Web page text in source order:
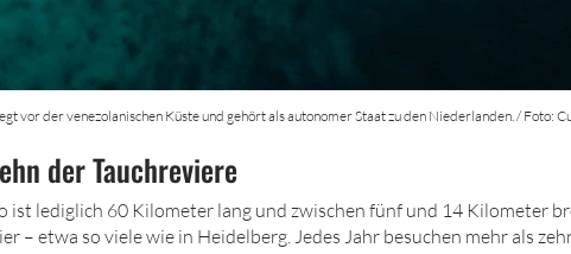
vor der venezolanischen Küste und gehört als autonomer Staat zu den Niederlanden. / Foto:
der Tauchreviere
ist lediglich 60 Kilometer lang und zwischen fünf und 14 Kilometer
– etwa so viele wie in Heidelberg. Jedes Jahr besuchen mehr als